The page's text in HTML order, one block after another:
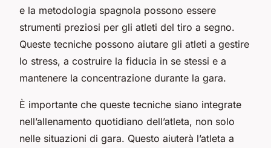
e la metodologia spagnola possono essere
strumenti preziosi per gli atleti del tiro a segno.
Queste tecniche possono aiutare gli atleti a gestire
lo stress, a costruire la fiducia in se stessi e a
mantenere la concentrazione durante la gara.
È importante che queste tecniche siano integrate
nell’allenamento quotidiano dell’atleta, non solo
nelle situazioni di gara. Questo aiuterà l’atleta a